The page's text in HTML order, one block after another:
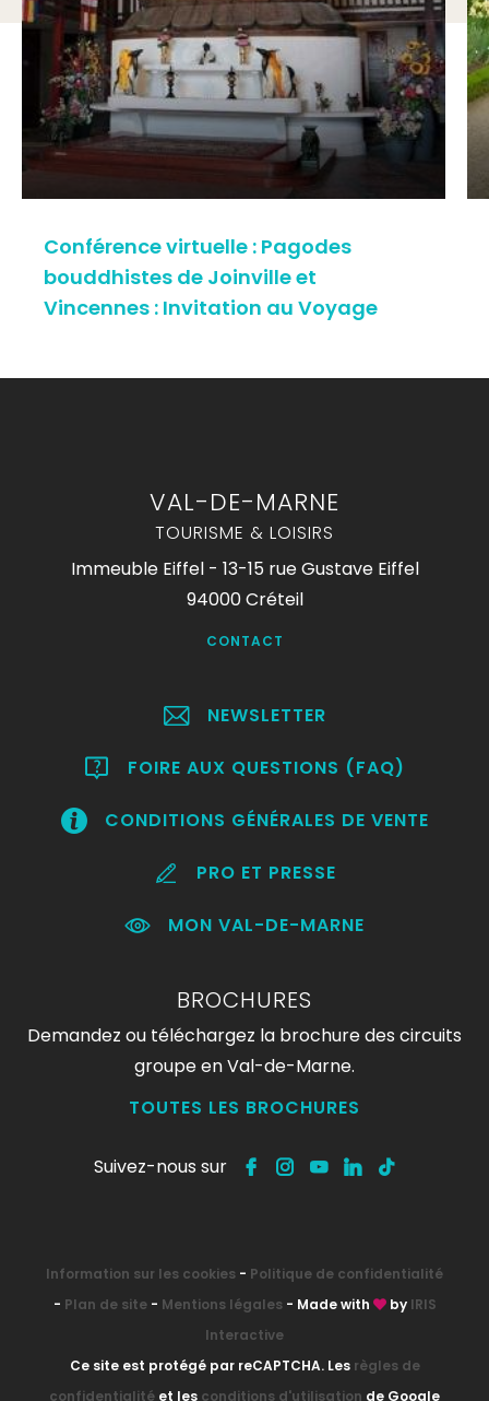
Conférence virtuelle : Pagodes
bouddhistes de Joinville et
Vincennes : Invitation au Voyage
VAL-DE-MARNE
TOURISME & LOISIRS
Immeuble Eiffel - 13-15 rue Gustave Eiffel
94000 Créteil
CONTACT
NEWSLETTER
FOIRE AUX QUESTIONS (FAQ)
CONDITIONS GÉNÉRALES DE VENTE
PRO ET PRESSE
MON VAL-DE-MARNE
BROCHURES
Demandez ou téléchargez la brochure des circuits
groupe en Val-de-Marne.
TOUTES LES BROCHURES
Suivez-nous sur
Information sur les cookies - Politique de confidentialité
- Plan de site- Mentions légales- Made with by IRIS
Interactive
Ce site est protégé par reCAPTCHA. Les règles de
confidentialité et les conditions d'utilisation de Google